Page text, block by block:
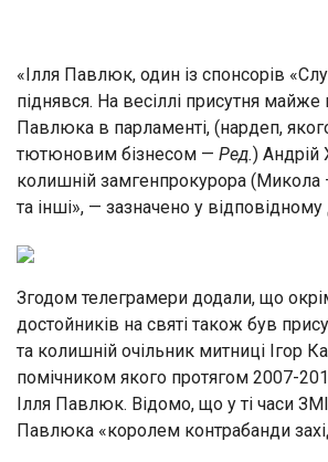
«Ілля Павлюк, один із спонсорів
піднявся. На весіллі присутня майже
Павлюка в парламенті, (нардеп,
тютюновим бізнесом — Ред.) Андрій
колишній замгенпрокурора (Микола
та інші», — зазначено у відповідному
Згодом телеграмери додали, що
достойників на святі також був
та колишній очільник митниці Ігор
помічником якого протягом 2007-
Ілля Павлюк. Відомо, що у ті часи
Павлюка «королем контрабанди